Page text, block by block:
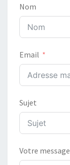
Nom
Email
Sujet
Votre message